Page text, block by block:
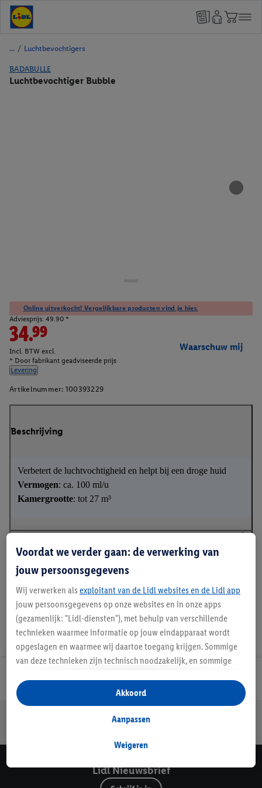
/ Luchtbevochtigers
BADABULLE
Luchtbevochtiger Bubble
Online uitverkocht! Vergelijkbare producten vind je hier.
Adviesprijs: 49.90 *
34.99
Incl. BTW excl.
* Door fabrikant geadviseerde prijs
Levering
Waarschuw mij
Artikelnummer: 100393229
Beschrijving
Verbetert de luchtvochtigheid en helpt bij een droge huid
Vermogen: ca. 100 ml/u
Kamergrootte: tot 27 m³
Handleidingen en downloads
Lidl Nieuwsbrief
Jouw voordelen bij ons als Lidl webshop klant
Lidl Nieuwsbrief
Voordat we verder gaan: de verwerking van
jouw persoonsgegevens
Wij verwerken als exploitant van de Lidl websites en de Lidl app
jouw persoonsgegevens op onze websites en in onze apps
(gezamenlijk: "Lidl-diensten"), met behulp van verschillende
technieken waarmee informatie op jouw eindapparaat wordt
opgeslagen en waarmee wij daartoe toegang krijgen. Sommige
van deze technieken zijn technisch noodzakelijk, en sommige
opslaan van voorkeursinstellingen, het verzamelen en
analyseren van statistieken of voor het tonen van
gepersonaliseerde reclame binnen en buiten de Lidl-diensten.
gegevens over jouw aankoopgedrag in de winkel ook voor de
Als je hier toestemming geeft aan ons voor het personaliseren
Weigeren
Aanpassen
Akkoord